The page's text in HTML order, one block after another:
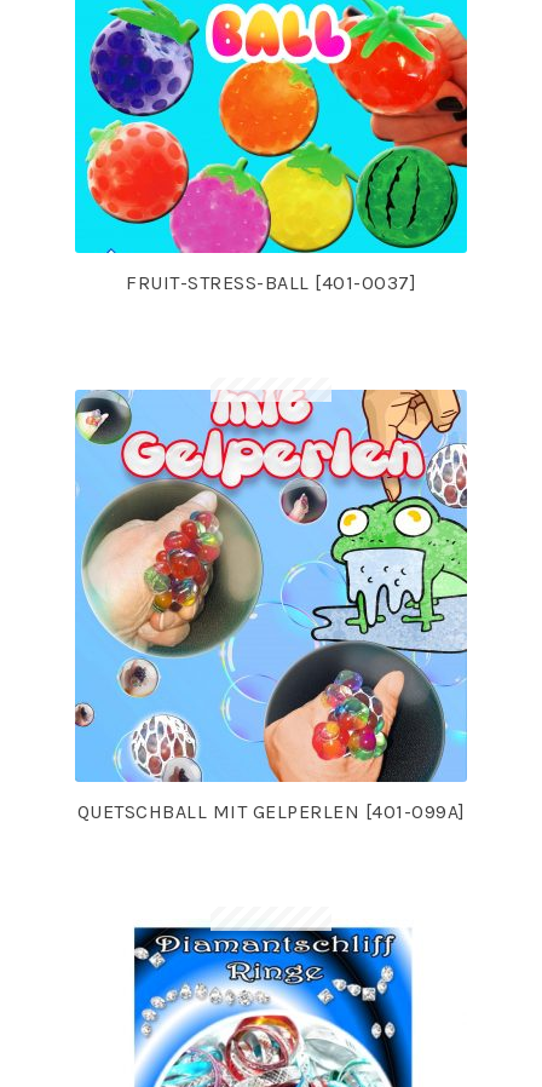
FRUIT-STRESS-BALL [401-0037]
QUETSCHBALL MIT GELPERLEN [401-099A]